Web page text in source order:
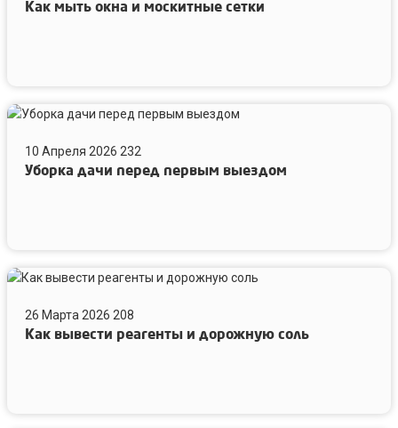
Как мыть окна и москитные сетки
Уборка
перед
первым
10 Апреля 2026 232
Уборка дачи перед первым выездом
Как
реагенты
26 Марта 2026 208
Как вывести реагенты и дорожную соль